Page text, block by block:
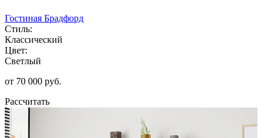
Гостиная Брадфорд
Стиль:
Классический
Цвет:
Светлый
от 70 000 руб.
Рассчитать